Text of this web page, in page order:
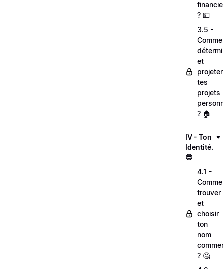
? 💵
3.5 -
et
projeter
tes
projets
? 🏠
IV - Ton
Identité.
😎
4.1 -
trouver
et
choisir
ton
nom
? 🤔